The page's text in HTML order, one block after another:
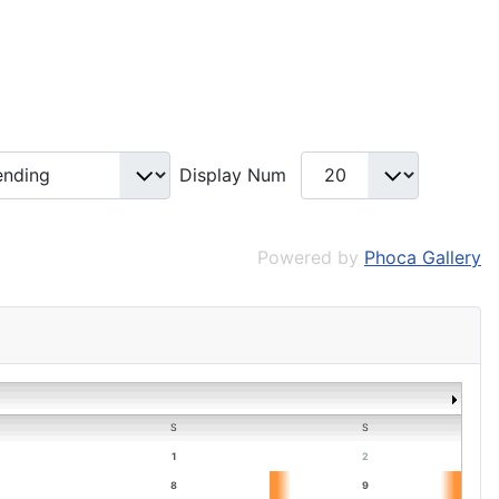
Display Num
Powered by Phoca Gallery
S S
1 2
8 9